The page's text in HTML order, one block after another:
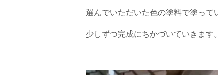
選んでいただいた色の塗料で塗って
少しずつ完成にちかづいていきます。